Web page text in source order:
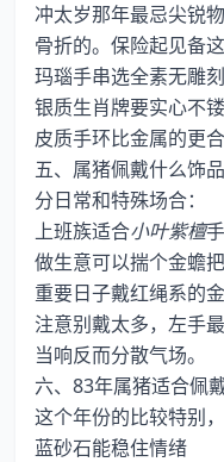
冲太岁那年最忌尖锐
骨折的。保险起见备这
玛瑙手串选全素无雕
银质生肖牌要实心不
皮质手环比金属的更
五、属猪佩戴什么饰品
分日常和特殊场合：
上班族适合小叶紫檀
做生意可以揣个金蟾
重要日子戴红绳系的
注意别戴太多，左手
当响反而分散气场。
六、83年属猪适合佩
这个年份的比较特别
蓝砂石能稳住情绪